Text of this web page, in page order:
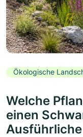
Ökologische
Welche
einen